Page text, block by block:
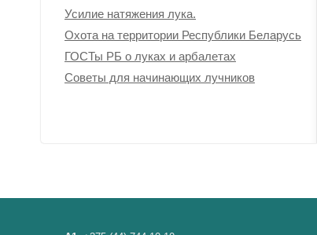
Усилие натяжения лука.
Охота на территории Республики Беларусь
ГОСТы РБ о луках и арбалетах
Советы для начинающих лучников